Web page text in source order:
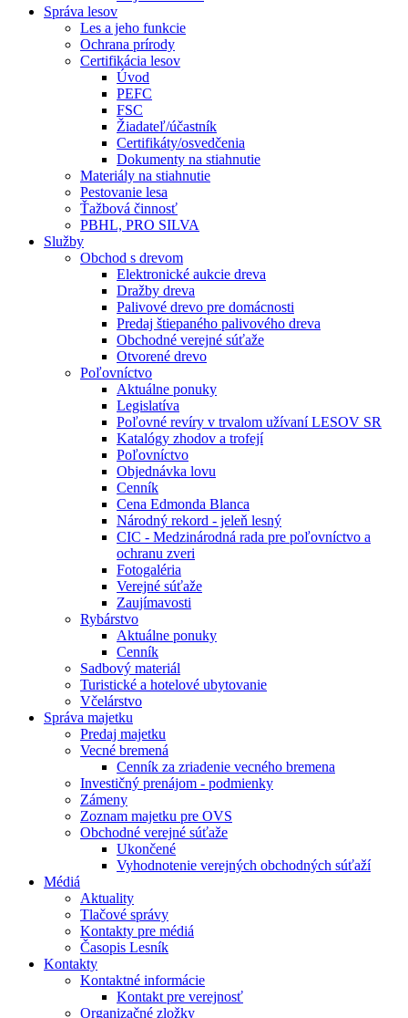
Správa lesov
Les a jeho funkcie
Ochrana prírody
Certifikácia lesov
Úvod
PEFC
FSC
Žiadateľ/účastník
Certifikáty/osvedčenia
Dokumenty na stiahnutie
Materiály na stiahnutie
Pestovanie lesa
Ťažbová činnosť
PBHL, PRO SILVA
Služby
Obchod s drevom
Elektronické aukcie dreva
Dražby dreva
Palivové drevo pre domácnosti
Predaj štiepaného palivového dreva
Obchodné verejné súťaže
Otvorené drevo
Poľovníctvo
Aktuálne ponuky
Legislatíva
Poľovné revíry v trvalom užívaní LESOV SR
Katalógy zhodov a trofejí
Poľovníctvo
Objednávka lovu
Cenník
Cena Edmonda Blanca
Národný rekord - jeleň lesný
CIC - Medzinárodná rada pre poľovníctvo a
ochranu zveri
Fotogaléria
Verejné súťaže
Zaujímavosti
Rybárstvo
Aktuálne ponuky
Cenník
Sadbový materiál
Turistické a hotelové ubytovanie
Včelárstvo
Správa majetku
Predaj majetku
Vecné bremená
Cenník za zriadenie vecného bremena
Investičný prenájom - podmienky
Zámeny
Zoznam majetku pre OVS
Obchodné verejné súťaže
Ukončené
Vyhodnotenie verejných obchodných súťaží
Médiá
Aktuality
Tlačové správy
Kontakty pre médiá
Časopis Lesník
Kontakty
Kontaktné informácie
Kontakt pre verejnosť
Organizačné zložky